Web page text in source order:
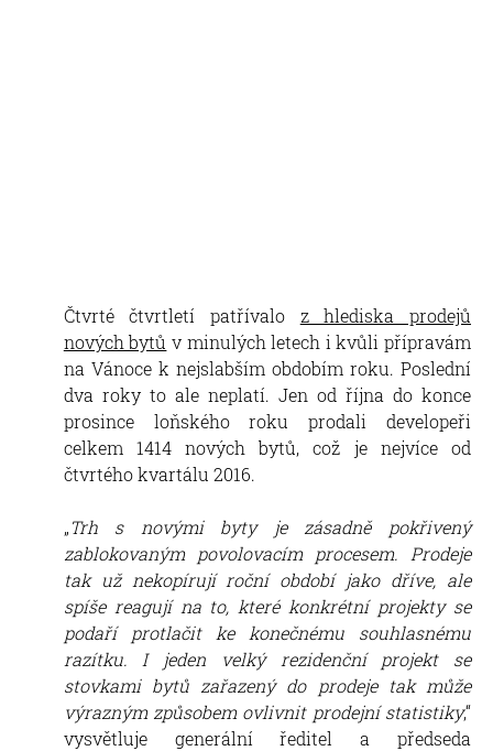
Čtvrté čtvrtletí patřívalo z hlediska prodejů
nových bytů v minulých letech i kvůli přípravám
na Vánoce k nejslabším obdobím roku. Poslední
dva roky to ale neplatí. Jen od října do konce
prosince loňského roku prodali developeři
celkem 1414 nových bytů, což je nejvíce od
čtvrtého kvartálu 2016.
„Trh s novými byty je zásadně pokřivený
zablokovaným povolovacím procesem. Prodeje
tak už nekopírují roční období jako dříve, ale
spíše reagují na to, které konkrétní projekty se
podaří protlačit ke konečnému souhlasnému
razítku. I jeden velký rezidenční projekt se
stovkami bytů zařazený do prodeje tak může
výrazným způsobem ovlivnit prodejní statistiky,“
vysvětluje generální ředitel a předseda